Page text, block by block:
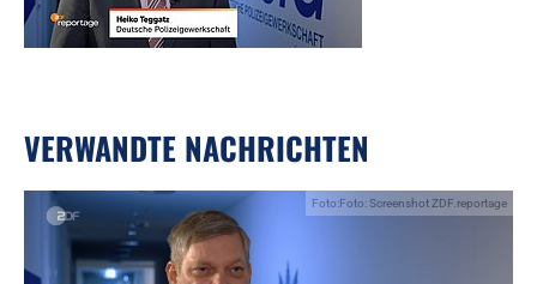
VERWANDTE NACHRICHTEN
Foto:Foto: Screenshot ZDF.reportage